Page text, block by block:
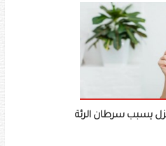
يسبب سرطان الرئة